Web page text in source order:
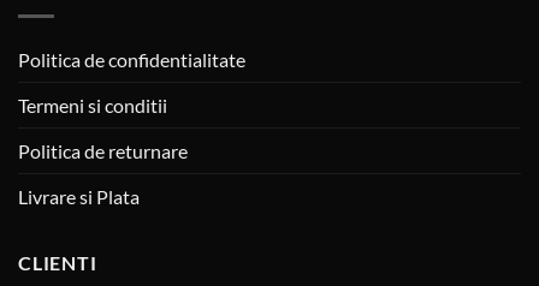
Politica de confidentialitate
Termeni si conditii
Politica de returnare
Livrare si Plata
CLIENTI